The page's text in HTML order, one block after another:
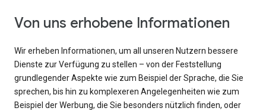
Von uns erhobene Informationen
Wir erheben Informationen, um all unseren Nutzern bessere
Dienste zur Verfügung zu stellen – von der Feststellung
grundlegender Aspekte wie zum Beispiel der Sprache, die Sie
sprechen, bis hin zu komplexeren Angelegenheiten wie zum
Beispiel der Werbung, die Sie besonders nützlich finden, oder